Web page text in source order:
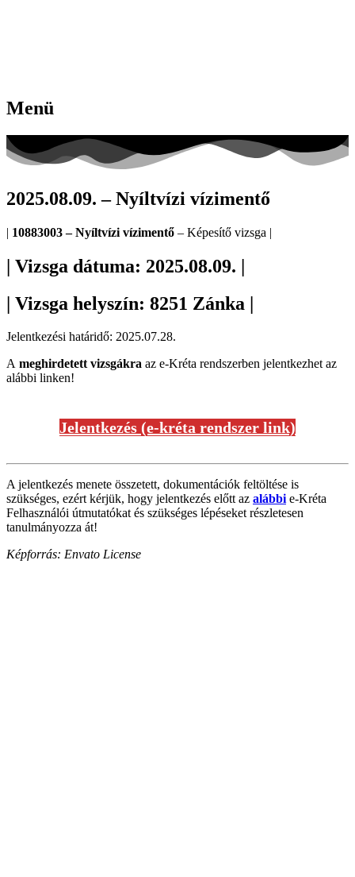
Menü
2025.08.09. – Nyíltvízi vízimentő
| 10883003 – Nyíltvízi vízimentő – Képesítő vizsga |
| Vizsga dátuma: 2025.08.09. |
| Vizsga helyszín: 8251 Zánka |
Jelentkezési határidő: 2025.07.28.
A meghirdetett vizsgákra az e-Kréta rendszerben jelentkezhet az
alábbi linken!
Jelentkezés (e-kréta rendszer link)
A jelentkezés menete összetett, dokumentációk feltöltése is
szükséges, ezért kérjük, hogy jelentkezés előtt az alábbie-Kréta
Felhasználói útmutatókat és szükséges lépéseket részletesen
tanulmányozza át!
Képforrás: Envato License